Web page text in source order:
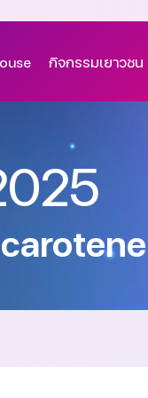
กิจกรรมเยาวชน